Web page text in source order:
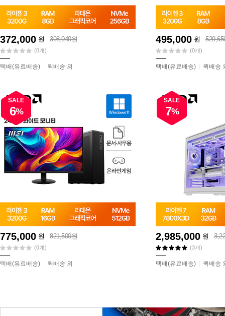
372,000 원 398,040원
(0개)
택배(유료배송) 퀵배송 외
495,000 원
(0개)
택배(유료배송) 퀵배송
SALE
6%
775,000 원 821,500원
(0개)
택배(유료배송) 퀵배송 외
SALE
7%
2,985,000 원
(3개)
택배(유료배송) 퀵배송